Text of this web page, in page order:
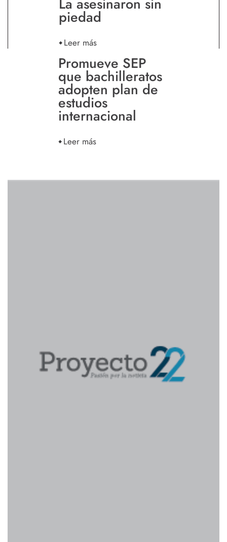
piedad
Leer más
Promueve SEP
que bachilleratos
adopten plan de
estudios
internacional
Leer más